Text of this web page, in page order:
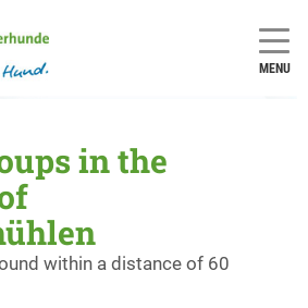
MENU
in the
within a distance of 60